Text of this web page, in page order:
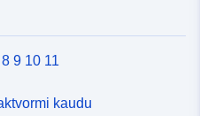
9 10 11
kaudu